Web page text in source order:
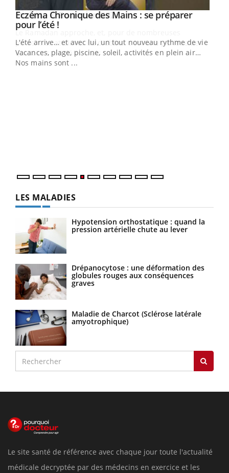
Youtube
Eczéma Chronique des Mains : se préparer
pour l’été !Youtube
L'été arrive… et avec lui, un tout nouveau rythme de vie !
Vacances, plage, piscine, soleil, activités en plein air…
Nos mains sont ...
Youtube
Diabète & Ramadan 2026Youtube
Le Ramadan approche, et, pour de nombreuses
personnes atteintes de diabète, c'est une période de
questions, de défis, mais ...
LES MALADIES
Hypotension orthostatique : quand la
pression artérielle chute au lever
Drépanocytose : une déformation des
globules rouges aux conséquences
graves
Maladie de Charcot (Sclérose latérale
amyotrophique)
Le site santé de référence avec chaque jour toute l'actualité
médicale decryptée par des médecins en exercice et les